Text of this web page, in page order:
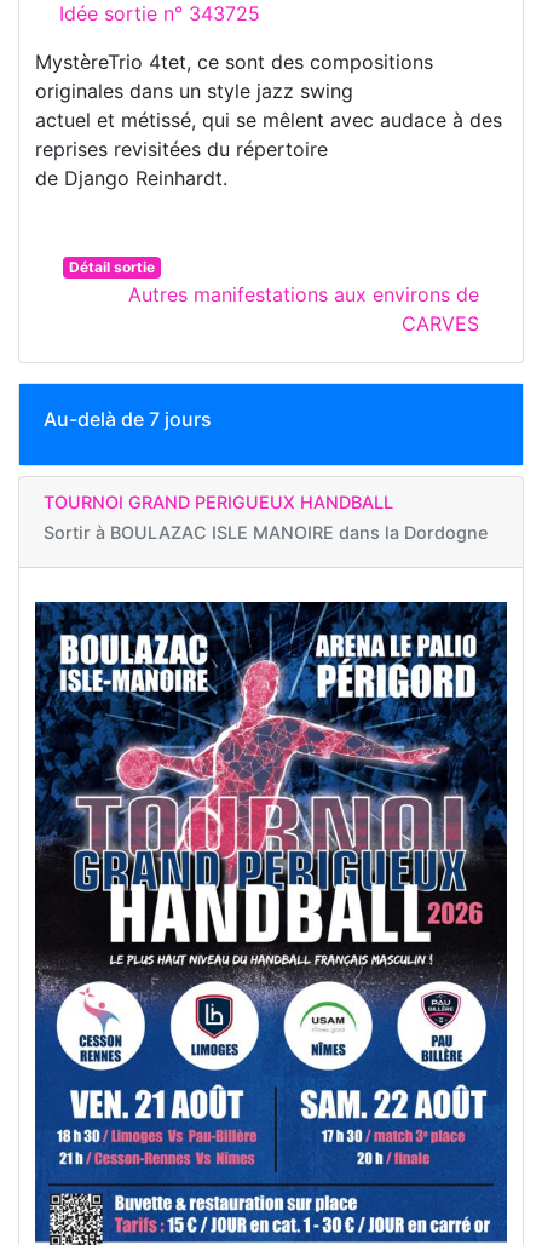
Idée sortie n° 343725
MystèreTrio 4tet, ce sont des compositions
originales dans un style jazz swing
actuel et métissé, qui se mêlent avec audace à des
reprises revisitées du répertoire
de Django Reinhardt.
Détail sortie
Autres manifestations aux environs de
CARVES
Au-delà de 7 jours
TOURNOI GRAND PERIGUEUX HANDBALL
Sortir à BOULAZAC ISLE MANOIRE dans la Dordogne